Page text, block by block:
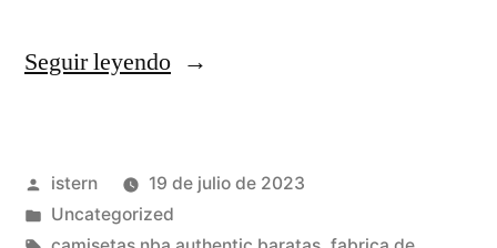
Seguir leyendo«camiseta
y
amarilla»
Publicado
por
istern
19 de julio de 2023
Publicado
Uncategorized